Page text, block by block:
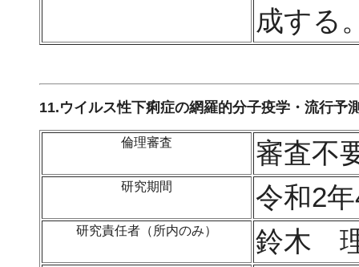
成する
11.ウイルス性下痢症の網羅的分子疫学・流行予
倫理審査 審査不
研究期間 令和2
研究責任者（所内のみ） 鈴木